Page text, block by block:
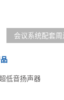
会议系统配套周
低音扬声器